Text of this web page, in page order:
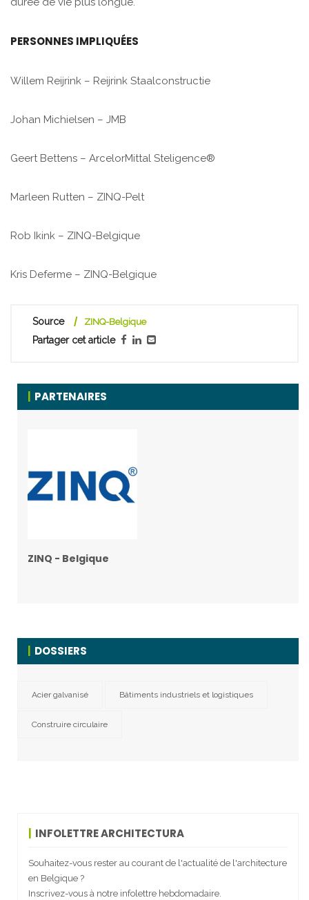
PERSONNES IMPLIQUÉES
Willem Reijrink – Reijrink Staalconstructie
Johan Michielsen – JMB
Geert Bettens – ArcelorMittal Steligence®
Marleen Rutten – ZINQ-Pelt
Rob Ikink – ZINQ-Belgique
Kris Deferme – ZINQ-Belgique
Source ZINQ-Belgique
Partager cet article
PARTENAIRES
ZINQ - Belgique
DOSSIERS
Acier galvanisé Bâtiments industriels et logistiques
Construire circulaire
INFOLETTRE ARCHITECTURA
Souhaitez-vous rester au courant de l'actualité de l'architecture
en Belgique ?
Inscrivez-vous à notre infolettre hebdomadaire.